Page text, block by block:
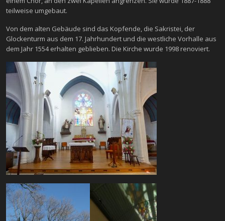
teilweise umgebaut.
Von dem alten Gebäude sind das Kopfende, die Sakristei, der
Glockenturm aus dem 17. Jahrhundert und die westliche Vorhalle aus
dem Jahr 1554 erhalten geblieben. Die Kirche wurde 1998 renoviert.